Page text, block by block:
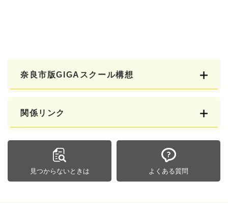
奈良市版GIGAスクール構想
関係リンク
見つからないときは よくある質問